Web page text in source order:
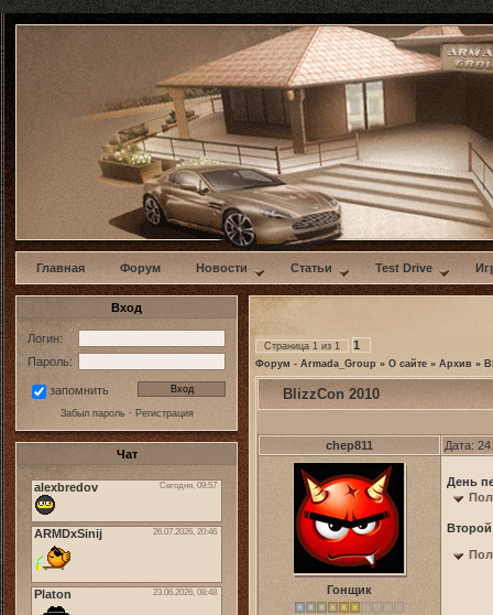
w
Главная Форум Новости Статьи Test Drive
Вход
Логин:
Пароль:
запомнить
Забыл пароль· Регистрация
Чат
Страница 1 из 1 1
Форум - Armada_Group » О сайте » Архив »
BlizzCon 2010
chep811 Дата:
Гонщик
День